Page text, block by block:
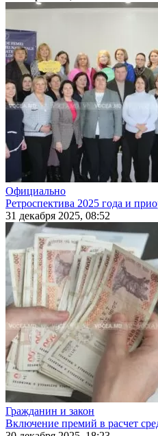
Официально
Ретроспектива 2025 года и
31 декабря 2025, 08:52
Гражданин и закон
Включение премий в расчет